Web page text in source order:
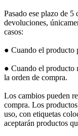
Pasado ese plazo de
devoluciones,
casos:
● Cuando el producto
● Cuando el producto
la orden de compra.
Los cambios pueden
compra. Los
uso, con etiquetas
aceptarán productos